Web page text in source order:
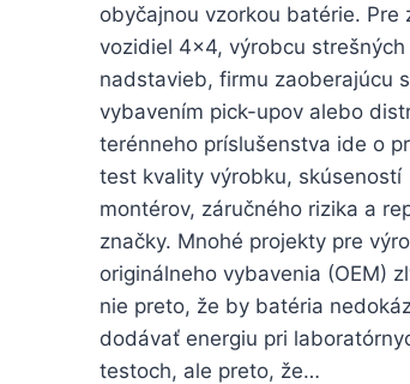
obyčajnou vzorkou batérie. Pre
vozidiel 4×4, výrobcu strešných
nadstavieb, firmu zaoberajúcu
vybavením pick-upov alebo
terénneho príslušenstva ide o
test kvality výrobku, skúseností
montérov, záručného rizika a
značky. Mnohé projekty pre
originálneho vybavenia (OEM)
nie preto, že by batéria
dodávať energiu pri
testoch, ale preto, že…